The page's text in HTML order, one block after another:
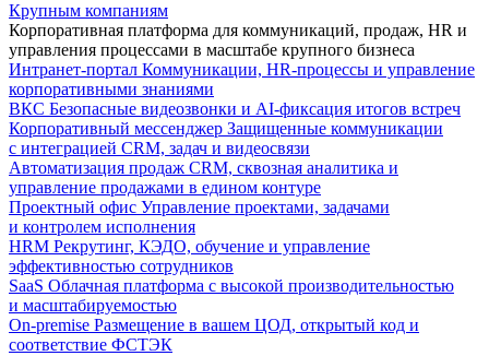
Крупным компаниям
Корпоративная платформа для коммуникаций, продаж, HR и
управления процессами в масштабе крупного бизнеса
Интранет-портал Коммуникации, HR-процессы и управление
корпоративными знаниями
ВКС Безопасные видеозвонки и AI-фиксация итогов встреч
Корпоративный мессенджер Защищенные коммуникации
с интеграцией CRM, задач и видеосвязи
Автоматизация продаж CRM, сквозная аналитика и
управление продажами в едином контуре
Проектный офис Управление проектами, задачами
и контролем исполнения
HRM Рекрутинг, КЭДО, обучение и управление
эффективностью сотрудников
SaaS Облачная платформа с высокой производительностью
и масштабируемостью
On-premise Размещение в вашем ЦОД, открытый код и
соответствие ФСТЭК